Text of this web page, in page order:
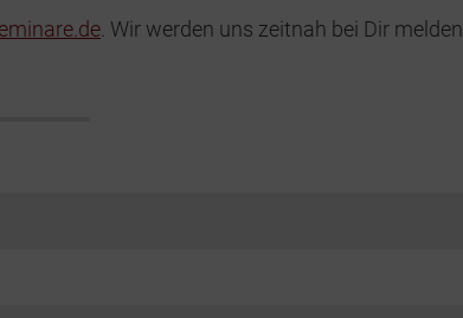
. Wir werden uns zeitnah bei Dir melden.